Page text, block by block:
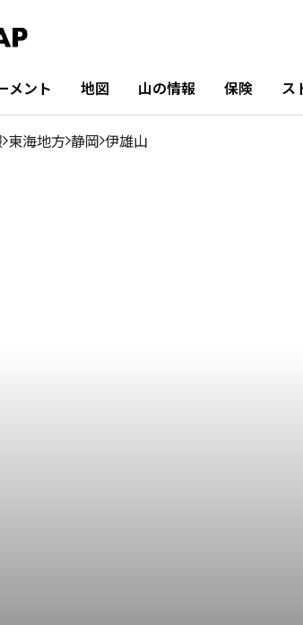
メント 地図 山の情報 保険 ス
東海地方 静岡 伊雄山